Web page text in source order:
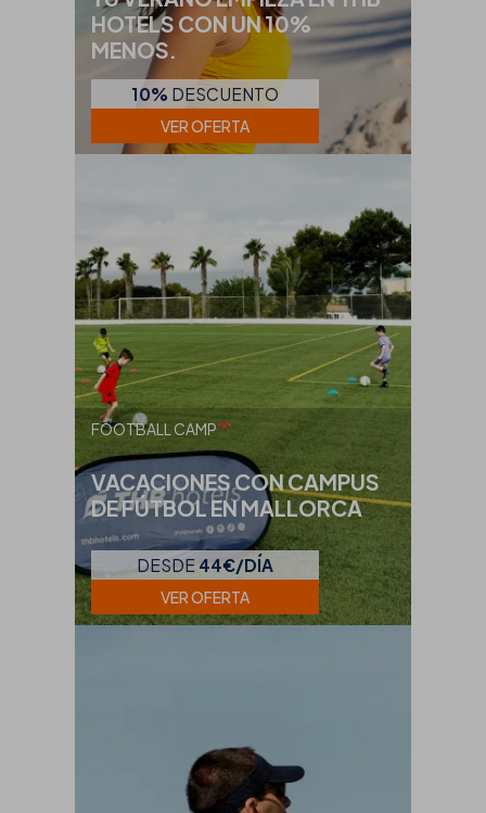
HOTELS CON UN 10%
MENOS.
10% DESCUENTO
VER OFERTA
FOOTBALL CAMP
VACACIONES CON CAMPUS
DE FÚTBOL EN MALLORCA
DESDE 44€/DÍA
VER OFERTA